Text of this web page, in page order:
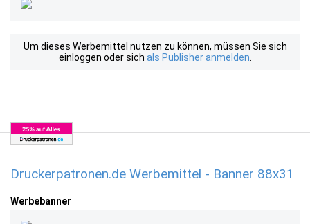
Um dieses Werbemittel nutzen zu können, müssen Sie sich
einloggen oder sich als Publisher anmelden
Druckerpatronen.de Werbemittel - Banner 88x31
Werbebanner